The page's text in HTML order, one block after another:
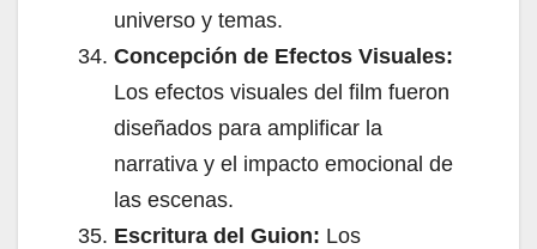
universo y temas.
Concepción de Efectos Visuales:
Los efectos visuales del film fueron
diseñados para amplificar la
narrativa y el impacto emocional de
las escenas.
Escritura del Guion: Los